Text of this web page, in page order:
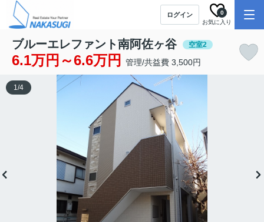
ログイン
お気に入り
0
ブルーエレファント南阿佐ヶ谷 空室2
6.1万円～6.6万円 管理/共益費 3,500円
1/4